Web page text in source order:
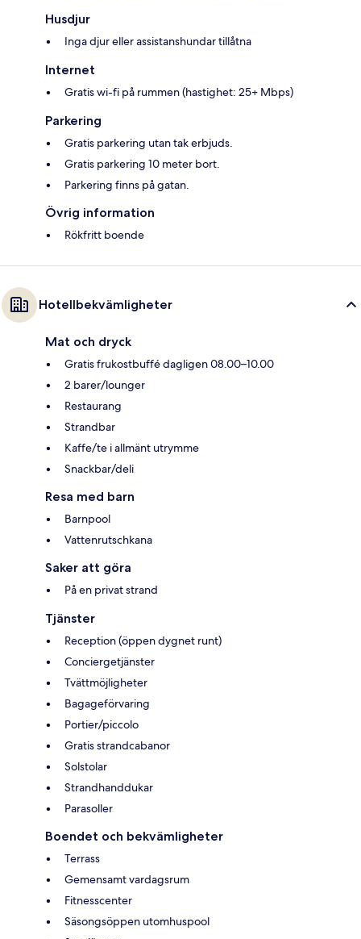
Husdjur
Inga djur eller assistanshundar tillåtna
Internet
Gratis wi-fi på rummen (hastighet: 25+ Mbps)
Parkering
Gratis parkering utan tak erbjuds.
Gratis parkering 10 meter bort.
Parkering finns på gatan.
Övrig information
Rökfritt boende
Hotellbekvämligheter
Mat och dryck
Gratis frukostbuffé dagligen 08.00–10.00
2 barer/lounger
Restaurang
Strandbar
Kaffe/te i allmänt utrymme
Snackbar/deli
Resa med barn
Barnpool
Vattenrutschkana
Saker att göra
På en privat strand
Tjänster
Reception (öppen dygnet runt)
Conciergetjänster
Tvättmöjligheter
Bagageförvaring
Portier/piccolo
Gratis strandcabanor
Solstolar
Strandhanddukar
Parasoller
Boendet och bekvämligheter
Terrass
Gemensamt vardagsrum
Fitnesscenter
Säsongsöppen utomhuspool